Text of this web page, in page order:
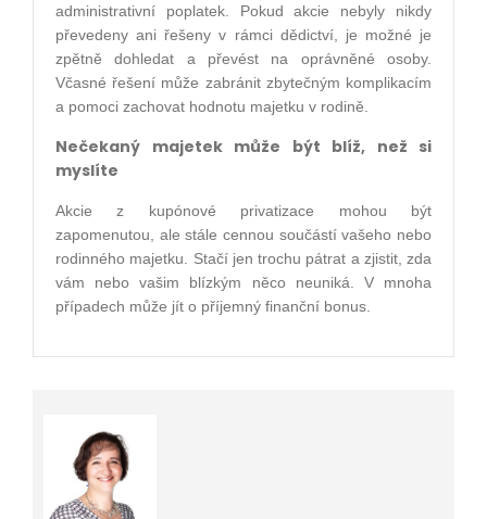
administrativní poplatek. Pokud akcie nebyly nikdy
převedeny ani řešeny v rámci dědictví, je možné je
zpětně dohledat a převést na oprávněné osoby.
Včasné řešení může zabránit zbytečným komplikacím
a pomoci zachovat hodnotu majetku v rodině.
Nečekaný majetek může být blíž, než si
myslíte
Akcie z kupónové privatizace mohou být
zapomenutou, ale stále cennou součástí vašeho nebo
rodinného majetku. Stačí jen trochu pátrat a zjistit, zda
vám nebo vašim blízkým něco neuniká. V mnoha
případech může jít o příjemný finanční bonus.